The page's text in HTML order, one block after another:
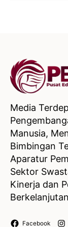
Media
Manusia,
Bimbingan
Aparatur
Sektor
Kinerja dan
Facebook